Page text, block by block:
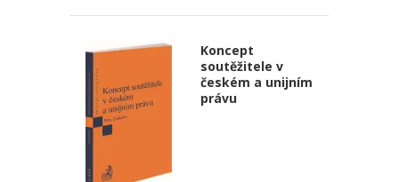
Koncept
soutěžitele v
českém a unijním
právu